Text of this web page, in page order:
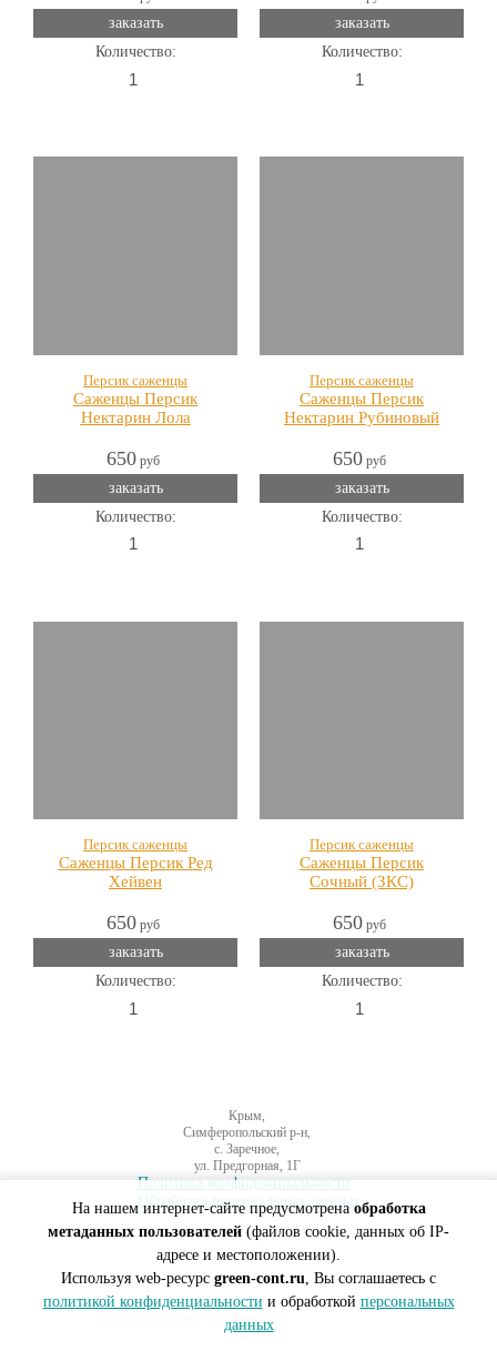
На нашем интернет-сайте предусмотренаобработка
метаданных пользователей (файлов cookie, данных об IP-
адресе и местоположении).
Используя web-ресурс green-cont.ru, Вы соглашаетесь с
политикой конфиденциальности и обработкой персональных
данных
заказать
Количество:
заказать
Количество:
Персик саженцы
Саженцы Персик
Нектарин Лола
650руб
заказать
Количество:
Персик саженцы
Саженцы Персик
Нектарин Рубиновый
650руб
заказать
Количество:
Персик саженцы
Саженцы Персик Ред
Хейвен
650руб
заказать
Количество:
Персик саженцы
Саженцы Персик
Сочный (ЗКС)
650руб
заказать
Количество:
Крым,
Симферопольский р-н,
с. Заречное,
ул. Предгорная, 1Г
Политика конфиденциальности
Обработка персональных данных
Создание сайтов Симферополь